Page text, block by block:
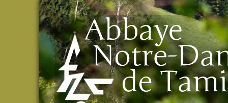
Aller
au
contenu.
|
Aller
à
navigation
Outils
personnels
Chercher par
Recherche
avancée…